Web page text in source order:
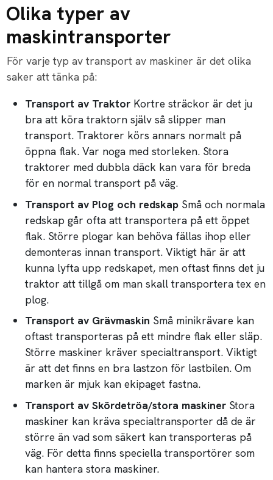
Olika typer av
maskintransporter
För varje typ av transport av maskiner är det olika
saker att tänka på:
Transport av Traktor Kortre sträckor är det ju
bra att köra traktorn själv så slipper man
transport. Traktorer körs annars normalt på
öppna flak. Var noga med storleken. Stora
traktorer med dubbla däck kan vara för breda
för en normal transport på väg.
Transport av Plog och redskap Små och normala
redskap går ofta att transportera på ett öppet
flak. Större plogar kan behöva fällas ihop eller
demonteras innan transport. Viktigt här är att
kunna lyfta upp redskapet, men oftast finns det ju
traktor att tillgå om man skall transportera tex en
plog.
Transport av Grävmaskin Små minikrävare kan
oftast transporteras på ett mindre flak eller släp.
Större maskiner kräver specialtransport. Viktigt
är att det finns en bra lastzon för lastbilen. Om
marken är mjuk kan ekipaget fastna.
Transport av Skördetröa/stora maskiner Stora
maskiner kan kräva specialtransporter då de är
större än vad som säkert kan transporteras på
väg. För detta finns speciella transportörer som
kan hantera stora maskiner.